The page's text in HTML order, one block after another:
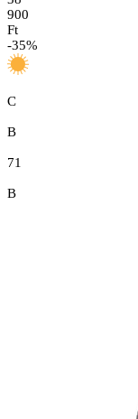
900
Ft
-35%
C
B
71
B